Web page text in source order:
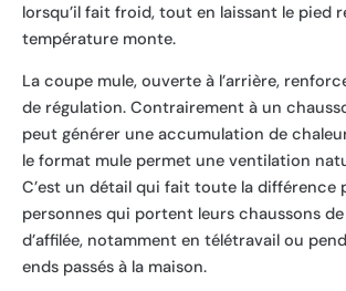
lorsqu’il fait froid, tout en laissant le pied
température monte.
La coupe mule, ouverte à l’arrière,
de régulation. Contrairement à un
peut générer une accumulation de
le format mule permet une ventilation
C’est un détail qui fait toute la différence
personnes qui portent leurs chaussons
d’affilée, notamment en télétravail ou
ends passés à la maison.